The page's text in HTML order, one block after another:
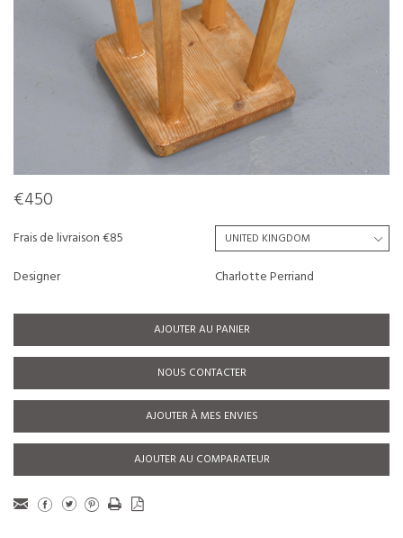
€450
Frais de livraison €85
Designer
Charlotte Perriand
AJOUTER AU PANIER
NOUS CONTACTER
AJOUTER À MES ENVIES
AJOUTER AU COMPARATEUR